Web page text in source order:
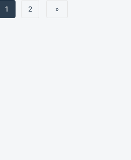
1 2 »